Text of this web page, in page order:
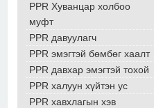
PPR Хуванцар холбоо
муфт
PPR давуулагч
PPR эмэгтэй бөмбөг хаалт
PPR давхар эмэгтэй тохой
PPR халуун хүйтэн ус
PPR хавхлагын хэв